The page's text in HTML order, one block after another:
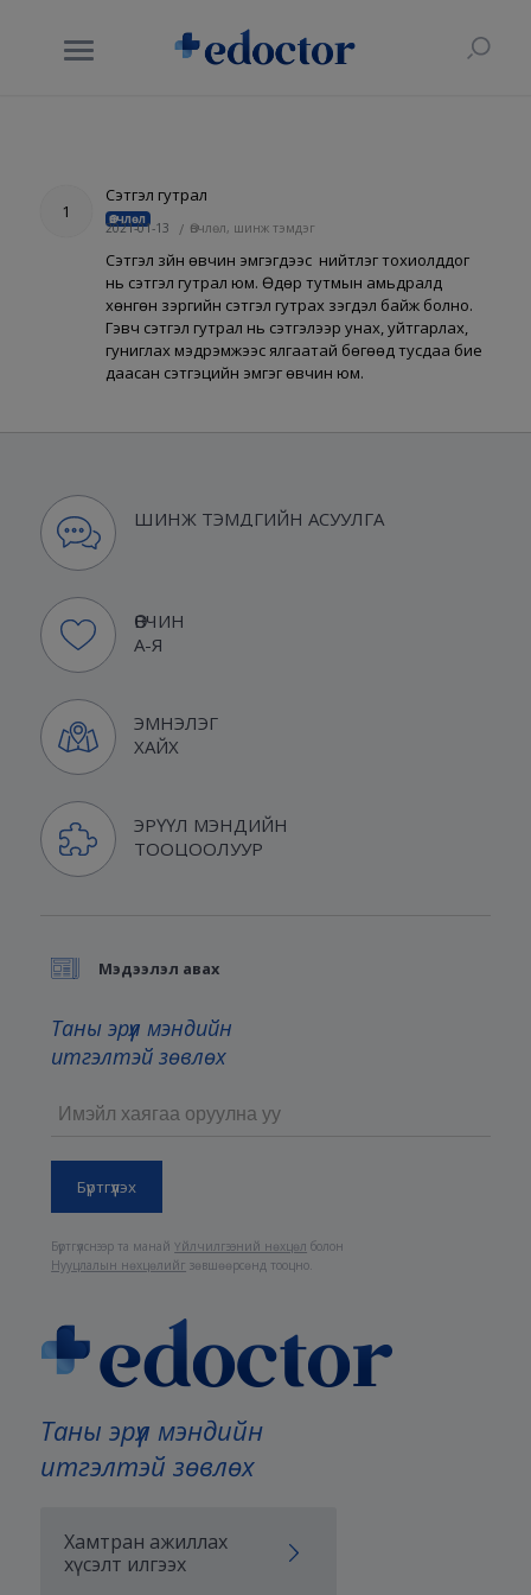
1
Сэтгэл гутрал
Өвчлөл
2021-01-13 / Өвчлөл, шинж тэмдэг
Сэтгэл зүйн өвчин эмгэгүүдээс нийтлэг тохиолддог
нь сэтгэл гутрал юм. Өдөр тутмын амьдралд
хөнгөн зэргийн сэтгэл гутрах үзэгдэл байж болно.
Гэвч сэтгэл гутрал нь сэтгэлээр унах, уйтгарлах,
гуниглах мэдрэмжээс ялгаатай бөгөөд тусдаа бие
даасан сэтгэцийн эмгэг өвчин юм.
ШИНЖ ТЭМДГИЙН АСУУЛГА
ӨВЧИН
А-Я
ЭМНЭЛЭГ
ХАЙХ
ЭРҮҮЛ МЭНДИЙН
ТООЦООЛУУР
Таны эрүүл мэндийн
итгэлтэй зөвлөх
Хамтран ажиллах
хүсэлт илгээх
Мэдээлэл авах
Таны эрүүл мэндийн
итгэлтэй зөвлөх
Бүртгүүлснээр та манайҮйлчилгээний нөхцөл болон
Нууцлалын нөхцөлийг зөвшөөрсөнд тооцно.